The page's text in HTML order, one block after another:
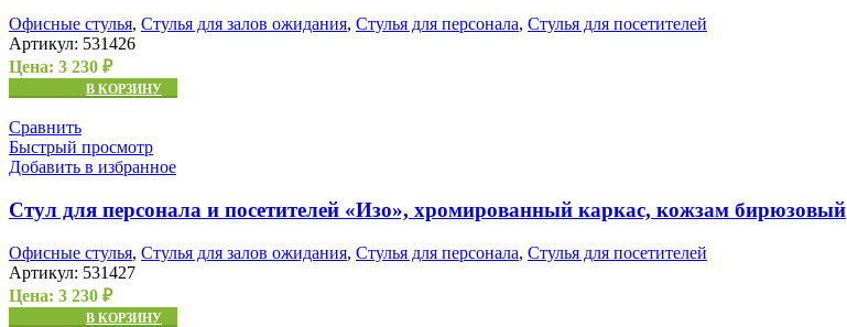
Офисные стулья, Стулья для залов ожидания, Стулья для персонала, Стулья для посетителей
Артикул: 531426
Цена: 3 230 ₽
В КОРЗИНУ
Сравнить
Быстрый просмотр
Добавить в избранное
Стул для персонала и посетителей «Изо», хромированный каркас, кожзам бирюзовый
Офисные стулья, Стулья для залов ожидания, Стулья для персонала, Стулья для посетителей
Артикул: 531427
Цена: 3 230 ₽
В КОРЗИНУ